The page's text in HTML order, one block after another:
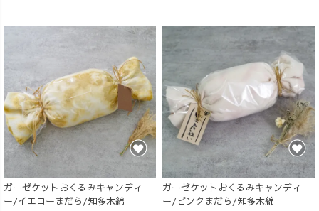
ガーゼケットおくるみキャンディ
ー/イエローまだら/知多木綿
ガーゼケットおくるみキャンディ
ー/ピンクまだら/知多木綿